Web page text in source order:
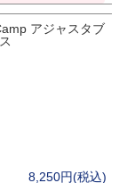
アジャスタブ
8,250円(税込)